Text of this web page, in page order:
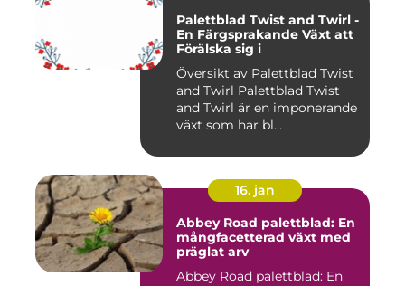
Palettblad Twist and Twirl -
En Färgsprakande Växt att
Förälska sig i
Översikt av Palettblad Twist
and Twirl Palettblad Twist
and Twirl är en imponerande
växt som har bl...
16. jan
Abbey Road palettblad: En
mångfacetterad växt med
präglat arv
Abbey Road palettblad: En